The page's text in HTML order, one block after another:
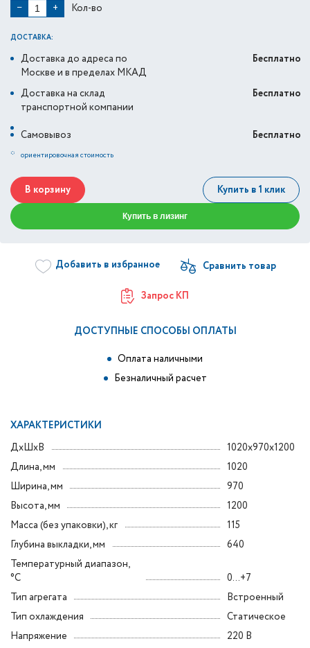
− + Кол-во
ДОСТАВКА:
Доставка до адреса по
Москве и в пределах МКАД
Бесплатно
Доставка на склад
транспортной компании
Бесплатно
Самовывоз
Бесплатно
* ориентировочная стоимость
В корзину Купить в 1 клик
Купить в лизинг
Добавить в избранное
Запрос КП
ДОСТУПНЫЕ СПОСОБЫ ОПЛАТЫ
Оплата наличными
Безналичный расчет
ХАРАКТЕРИСТИКИ
ДxШxВ
1020x970x1200
Длина, мм
1020
Ширина, мм
970
Высота, мм
1200
Масса (без упаковки), кг
115
Глубина выкладки, мм
640
Температурный диапазон,
°C
0...+7
Тип агрегата
Встроенный
Тип охлаждения
Статическое
Напряжение
220 В